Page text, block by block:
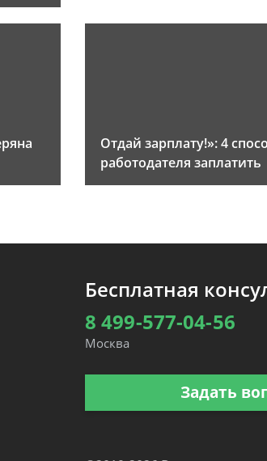
Отдай зарплату!»: 4
работодателя заплатить
Бесплатная
8 499-577-04-56
Москва
Задать